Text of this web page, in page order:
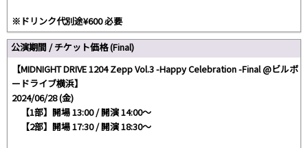
※ドリンク代別途¥600 必要
公演期間 / チケット価格 (Final)
【MIDNIGHT DRIVE 1204 Zepp Vol.3 -Happy Celebration -Final @ビルボ
ードライブ横浜】
2024/06/28 (金)
【1部】開場 13:00 / 開演 14:00～
【2部】開場 17:30 / 開演 18:30～